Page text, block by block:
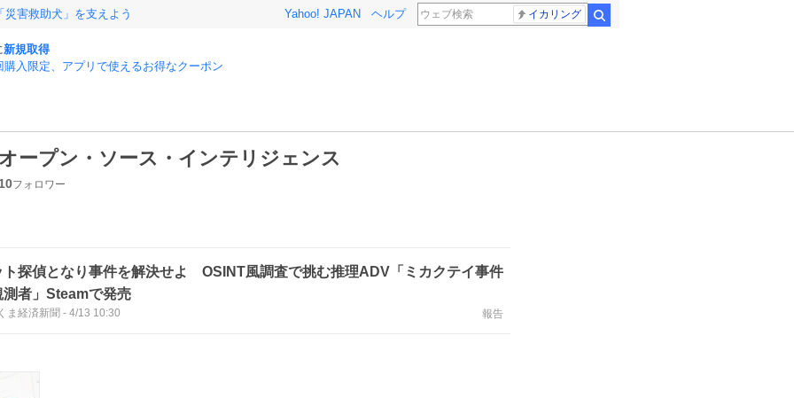
害救助犬」を支えよう Yahoo! JAPAN ヘルプ イカリング
新規取得
購入限定、アプリで使えるお得なクーポン
ープン・ソース・インテリジェンス
フォロワー
ト探偵となり事件を解決せよ OSINT風調査で挑む推理ADV「ミカクテイ事件
測者」Steamで発売
ま経済新聞 - 4/13 10:30 報告